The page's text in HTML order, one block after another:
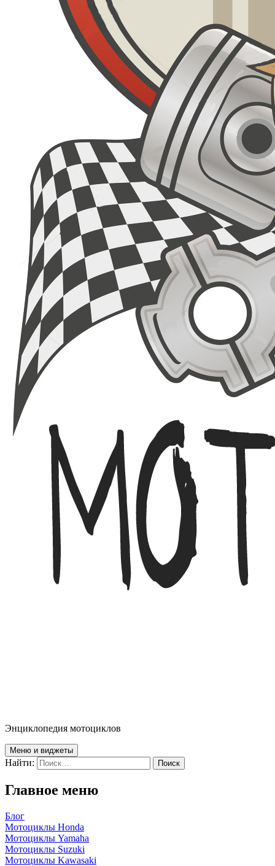
Энциклопедия мотоциклов
Меню и виджеты
Найти:
Главное меню
Блог
Мотоциклы Honda
Мотоциклы Yamaha
Мотоциклы Suzuki
Мотоциклы Kawasaki